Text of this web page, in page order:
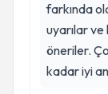
farkında
uyarılar
öneriler.
kadar iyi